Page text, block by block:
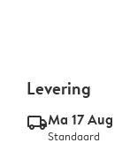
Levering
delivery_standard_v2Ma 17 Aug
Standaard